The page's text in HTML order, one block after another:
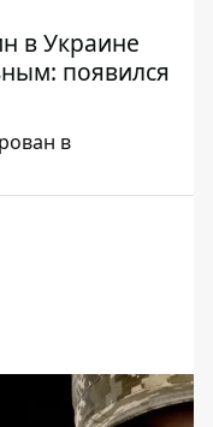
в Украине
появился
в